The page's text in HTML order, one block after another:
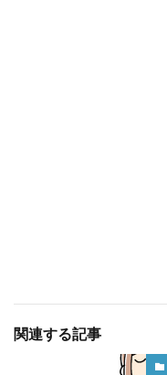
関連する記事